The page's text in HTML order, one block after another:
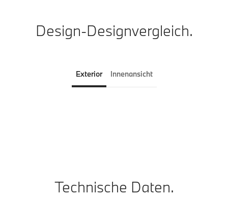
Design-Designvergleich.
Exterior Innenansicht
Technische Daten.